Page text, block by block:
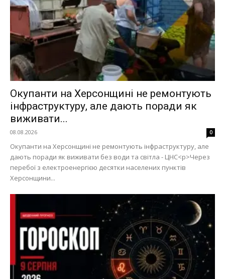
Окупанти на Херсонщині не ремонтують
інфраструктуру, але дають поради як
виживати...
08.08.2026 0
Окупанти на Херсонщині не ремонтують інфраструктуру, але
дають поради як виживати без води та світла - ЦНС<p>Через
перебої з електроенергією десятки населених пунктів
Херсонщини...